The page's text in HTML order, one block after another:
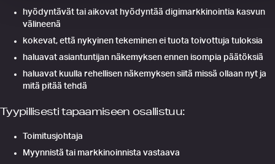
hyödyntävät tai aikovat hyödyntää digimarkkinointia kasvun
välineenä
kokevat, että nykyinen tekeminen ei tuota toivottuja tuloksia
haluavat asiantuntijan näkemyksen ennen isompia päätöksiä
haluavat kuulla rehellisen näkemyksen siitä missä ollaan nyt ja
mitä pitää tehdä
Tyypillisesti tapaamiseen osallistuu:
Toimitusjohtaja
Myynnistä tai markkinoinnista vastaava